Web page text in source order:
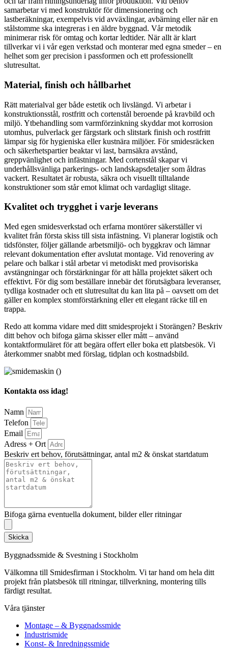
samarbetar vi med konstruktör för dimensionering och
lastberäkningar, exempelvis vid avväxlingar, avbärning eller när en
stålstomme ska integreras i en äldre byggnad. Vår metodik
minimerar risk för omtag och kortar ledtider. När allt är klart
tillverkar vi i vår egen verkstad och monterar med egna smeder – en
helhet som ger precision i passformen och ett professionellt
slutresultat.
Material, finish och hållbarhet
Rätt materialval ger både estetik och livslängd. Vi arbetar i
konstruktionsstål, rostfritt och cortenstål beroende på kravbild och
miljö. Ytbehandling som varmförzinkning skyddar mot korrosion
utomhus, pulverlack ger färgstark och slitstark finish och rostfritt
lämpar sig för hygieniska eller kustnära miljöer. För smidesräcken
och säkerhetspartier beaktar vi last, barnsäkra avstånd,
greppvänlighet och infästningar. Med cortenstål skapar vi
underhållsvänliga parkerings- och landskapsdetaljer som åldras
vackert. Resultatet är robusta, säkra och visuellt tilltalande
konstruktioner som står emot klimat och vardagligt slitage.
Kvalitet och trygghet i varje leverans
Med egen smidesverkstad och erfarna montörer säkerställer vi
kvalitet från första skiss till sista infästning. Vi planerar logistik och
tidsfönster, följer gällande arbetsmiljö- och byggkrav och lämnar
relevant dokumentation efter avslutat montage. Vid renovering av
pelare och balkar i stål arbetar vi metodiskt med provisoriska
avstängningar och förstärkningar för att hålla projektet säkert och
effektivt. För dig som beställare innebär det förutsägbara leveranser,
tydliga kostnader och ett slutresultat du kan lita på – oavsett om det
gäller en komplex stomförstärkning eller ett elegant räcke till en
trappa.
Redo att komma vidare med ditt smidesprojekt i Storängen? Beskriv
ditt behov och bifoga gärna skisser eller mått – använd
kontaktformuläret för att begära offert eller boka ett platsbesök. Vi
återkommer snabbt med förslag, tidplan och kostnadsbild.
Kontakta oss idag!
Namn
Telefon
Email
Adress + Ort
Beskriv ert behov, förutsättningar, antal m2 & önskat startdatum
Bifoga gärna eventuella dokument, bilder eller ritningar
Skicka
Byggnadssmide & Svestning i Stockholm
Välkomna till Smidesfirman i Stockholm. Vi tar hand om hela ditt
projekt från platsbesök till ritningar, tillverkning, montering tills
färdigt resultat.
Våra tjänster
Montage – & Byggnadssmide
Industrismide
Konst- & Inredningssmide